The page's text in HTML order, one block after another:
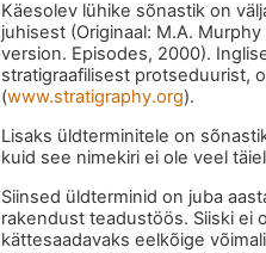
Käesolev lühike sõnastik on
juhisest (Originaal: M.A.
version. Episodes, 2000).
stratigraafilisest protseduurist,
(www.stratigraphy.org).
Lisaks üldterminitele on
kuid see nimekiri ei ole veel
Siinsed üldterminid on juba
rakendust teadustöös. Siiski ei
kättesaadavaks eelkõige